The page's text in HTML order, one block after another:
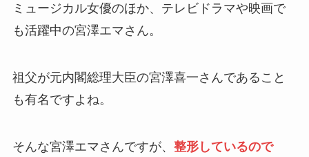
ミュージカル女優のほか、テレビドラマや映画で
も活躍中の宮澤エマさん。
祖父が元内閣総理大臣の宮澤喜一さんであること
も有名ですよね。
そんな宮澤エマさんですが、 整形しているので